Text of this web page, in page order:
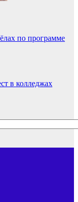
по программе
в колледжах